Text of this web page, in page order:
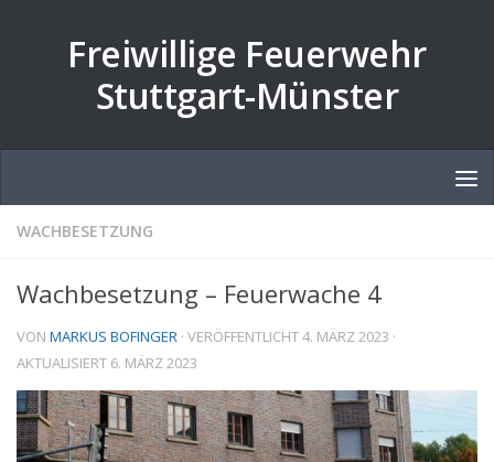
Freiwillige Feuerwehr
Stuttgart-Münster
WACHBESETZUNG
Wachbesetzung – Feuerwache 4
VON MARKUS BOFINGER · VERÖFFENTLICHT4. MÄRZ 2023 ·
AKTUALISIERT 6. MÄRZ 2023